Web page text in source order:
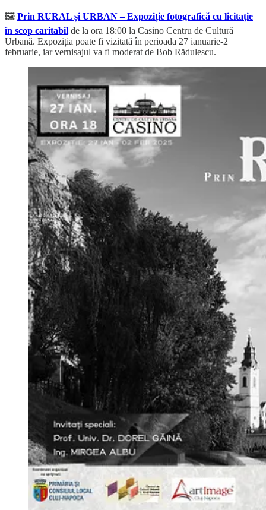
🖼️ Prin RURAL și URBAN – Expoziție fotografică cu licitație
în scop caritabil de la ora 18:00 la Casino Centru de Cultură
Urbană. Expoziția poate fi vizitată în perioada 27 ianuarie-2
februarie, iar vernisajul va fi moderat de Bob Rădulescu.